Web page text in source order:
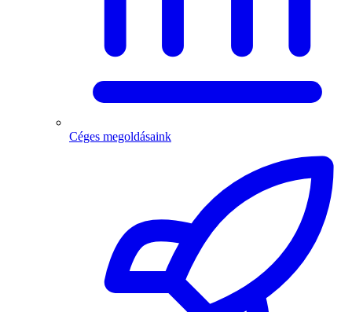
Céges megoldásaink